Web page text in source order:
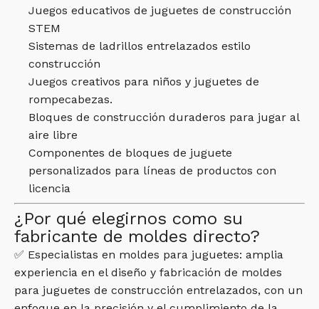
Juegos educativos de juguetes de construcción
STEM
Sistemas de ladrillos entrelazados estilo
construcción
Juegos creativos para niños y juguetes de
rompecabezas.
Bloques de construcción duraderos para jugar al
aire libre
Componentes de bloques de juguete
personalizados para líneas de productos con
licencia
¿Por qué elegirnos como su
fabricante de moldes directo?
✅ Especialistas en moldes para juguetes: amplia
experiencia en el diseño y fabricación de moldes
para juguetes de construcción entrelazados, con un